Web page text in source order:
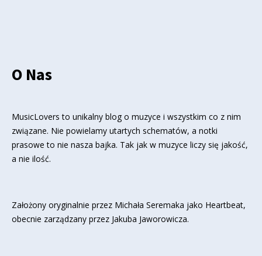
O Nas
MusicLovers to unikalny blog o muzyce i wszystkim co z nim
związane. Nie powielamy utartych schematów, a notki
prasowe to nie nasza bajka. Tak jak w muzyce liczy się jakość,
a nie ilość.
Założony oryginalnie przez Michała Seremaka jako Heartbeat,
obecnie zarządzany przez Jakuba Jaworowicza.